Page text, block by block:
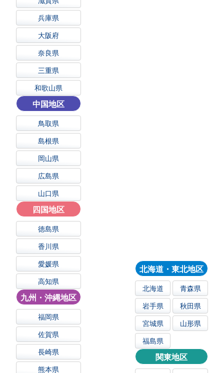
北海道・東北地区
北海道
青森県
岩手県
秋田県
宮城県
山形県
福島県
関東地区
兵庫県
大阪府
奈良県
三重県
和歌山県
中国地区
鳥取県
島根県
岡山県
広島県
山口県
四国地区
徳島県
香川県
愛媛県
高知県
九州・沖縄地区
福岡県
佐賀県
長崎県
熊本県